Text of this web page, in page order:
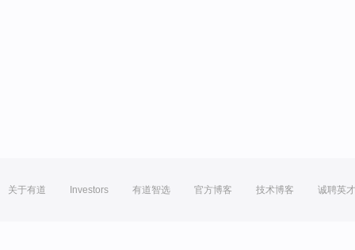
关于有道 Investors 有道智选 官方博客 技术博客 诚聘英才